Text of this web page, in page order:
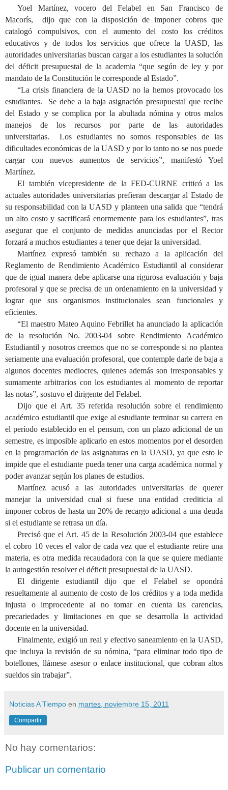
Yoel Martínez, vocero del Felabel en San Francisco de
Macorís, dijo que con la disposición de imponer cobros que
catalogó compulsivos, con el aumento del costo los créditos
educativos y de todos los servicios que ofrece la UASD, las
autoridades universitarias buscan cargar a los estudiantes la solución
del déficit presupuestal de la academia “que según de ley y por
mandato de la Constitución le corresponde al Estado”.
“La crisis financiera de la UASD no la hemos provocado los
estudiantes. Se debe a la baja asignación presupuestal que recibe
del Estado y se complica por la abultada nómina y otros malos
manejos de los recursos por parte de las autoridades
universitarias. Los estudiantes no somos responsables de las
dificultades económicas de la UASD y por lo tanto no se nos puede
cargar con nuevos aumentos de servicios”, manifestó Yoel
Martínez.
El también vicepresidente de la FED-CURNE criticó a las
actuales autoridades universitarias prefieran descargar al Estado de
su responsabilidad con la UASD y planteen una salida que “tendrá
un alto costo y sacrificará enormemente para los estudiantes”, tras
asegurar que el conjunto de medidas anunciadas por el Rector
forzará a muchos estudiantes a tener que dejar la universidad.
Martínez expresó también su rechazo a la aplicación del
Reglamento de Rendimiento Académico Estudiantil al considerar
que de igual manera debe aplicarse una rigurosa evaluación y baja
profesoral y que se precisa de un ordenamiento en la universidad y
lograr que sus organismos institucionales sean funcionales y
eficientes.
“El maestro Mateo Aquino Febrillet ha anunciado la aplicación
de la resolución No. 2003-04 sobre Rendimiento Académico
Estudiantil y nosotros creemos que no se corresponde si no plantea
seriamente una evaluación profesoral, que contemple darle de baja a
algunos docentes mediocres, quienes además son irresponsables y
sumamente arbitrarios con los estudiantes al momento de reportar
las notas”, sostuvo el dirigente del Felabel.
Dijo que el Art. 35 referida resolución sobre el rendimiento
académico estudiantil que exige al estudiante terminar su carrera en
el período establecido en el pensum, con un plazo adicional de un
semestre, es imposible aplicarlo en estos momentos por el desorden
en la programación de las asignaturas en la UASD, ya que esto le
impide que el estudiante pueda tener una carga académica normal y
poder avanzar según los planes de estudios.
Martínez acusó a las autoridades universitarias de querer
manejar la universidad cual si fuese una entidad crediticia al
imponer cobros de hasta un 20% de recargo adicional a una deuda
si el estudiante se retrasa un día.
Precisó que el Art. 45 de la Resolución 2003-04 que establece
el cobro 10 veces el valor de cada vez que el estudiante retire una
materia, es otra medida recaudadora con la que se quiere mediante
la autogestión resolver el déficit presupuestal de la UASD.
El dirigente estudiantil dijo que el Felabel se opondrá
resueltamente al aumento de costo de los créditos y a toda medida
injusta o improcedente al no tomar en cuenta las carencias,
precariedades y limitaciones en que se desarrolla la actividad
docente en la universidad.
Finalmente, exigió un real y efectivo saneamiento en la UASD,
que incluya la revisión de su nómina, “para eliminar todo tipo de
botellones, llámese asesor o enlace institucional, que cobran altos
sueldos sin trabajar”.
Noticias A Tiempo en martes, noviembre 15, 2011
Compartir
No hay comentarios:
Publicar un comentario